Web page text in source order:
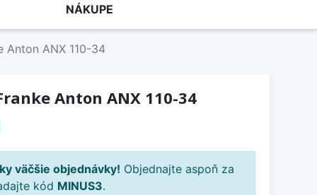
NÁKUPE
Anton ANX 110-34
Anton ANX 110-34
väčšie objednávky! Objednajte aspoň za
kód MINUS3.